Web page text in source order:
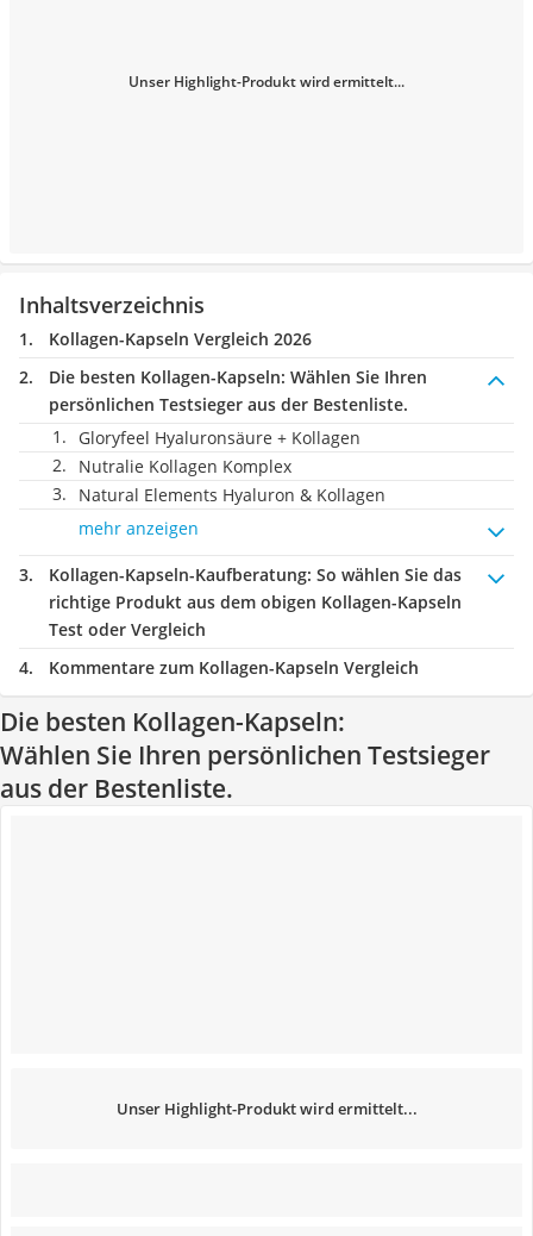
Unser Highlight-Produkt wird ermittelt...
Inhaltsverzeichnis
Kollagen-Kapseln Vergleich 2026
Die besten Kollagen-Kapseln: Wählen Sie Ihren
persönlichen Testsieger aus der Bestenliste.
Gloryfeel Hyaluronsäure + Kollagen
Nutralie Kollagen Komplex
Natural Elements Hyaluron & Kollagen
mehr anzeigen
Kollagen-Kapseln-Kaufberatung: So wählen Sie das
richtige Produkt aus dem obigen Kollagen-Kapseln
Test oder Vergleich
Kommentare zum Kollagen-Kapseln Vergleich
Die besten Kollagen-Kapseln:
Wählen Sie Ihren persönlichen Testsieger
aus der Bestenliste.
Unser Highlight-Produkt wird ermittelt...